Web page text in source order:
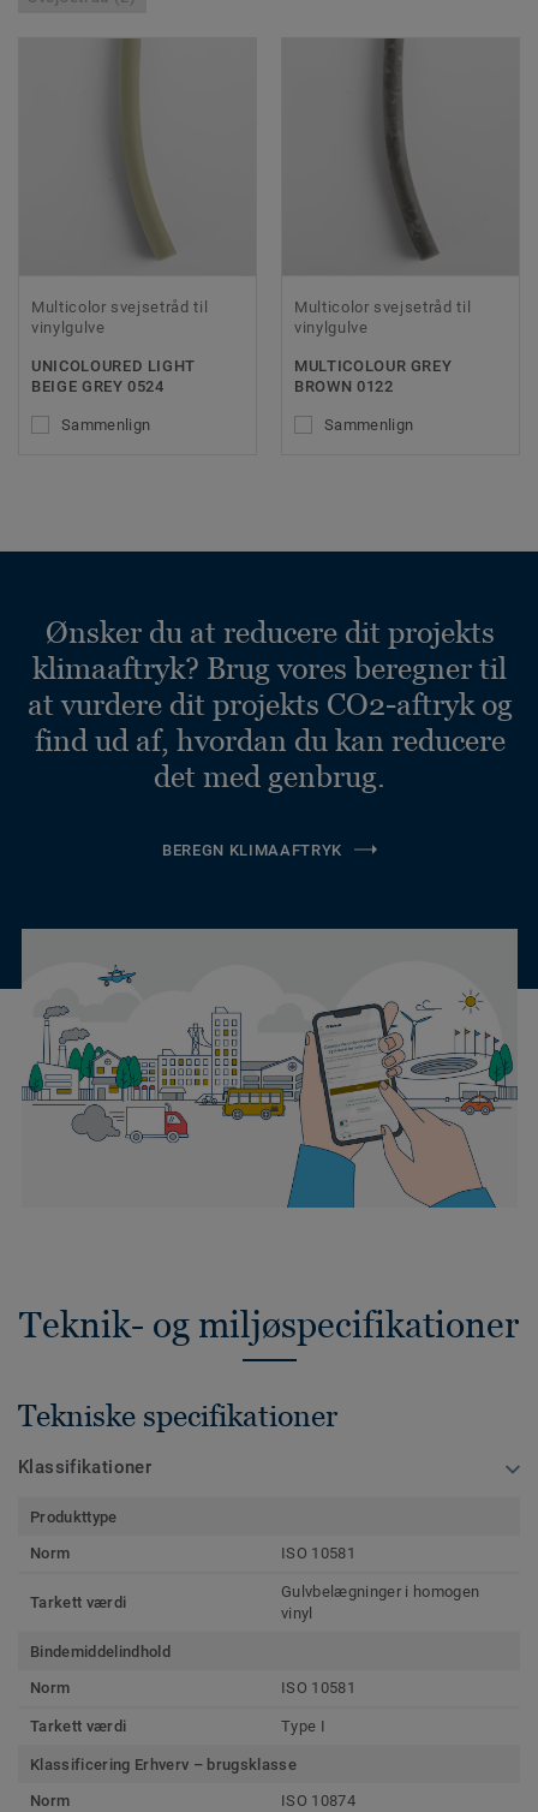
Multicolor svejsetråd til
vinylgulve
UNICOLOURED LIGHT
BEIGE GREY 0524
Sammenlign
Multicolor svejsetråd til
vinylgulve
MULTICOLOUR GREY
BROWN 0122
Sammenlign
Ønsker du at reducere dit projekts
klimaaftryk? Brug vores beregner til
at vurdere dit projekts CO2-aftryk og
find ud af, hvordan du kan reducere
det med genbrug.
BEREGN KLIMAAFTRYK
Teknik- og miljøspecifikationer
Tekniske specifikationer
Klassifikationer
Produkttype
Norm
ISO 10581
Tarkett værdi
Gulvbelægninger i homogen
vinyl
Bindemiddelindhold
Norm
ISO 10581
Tarkett værdi Type I
Klassificering Erhverv – brugsklasse
Norm
ISO 10874